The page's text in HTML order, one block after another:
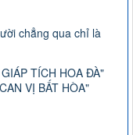
chẳng qua chỉ là
TÍCH HOA ĐÀ"
VỊ BẤT HÒA"